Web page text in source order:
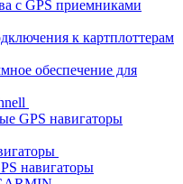
с GPS приемниками
к картплоттерам
обеспечение для
GPS навигаторы
навигаторы